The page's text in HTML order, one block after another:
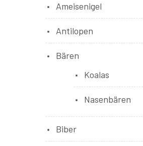
Ameisenigel
Antilopen
Bären
Koalas
Nasenbären
Biber